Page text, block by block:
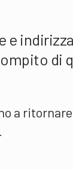
di
a